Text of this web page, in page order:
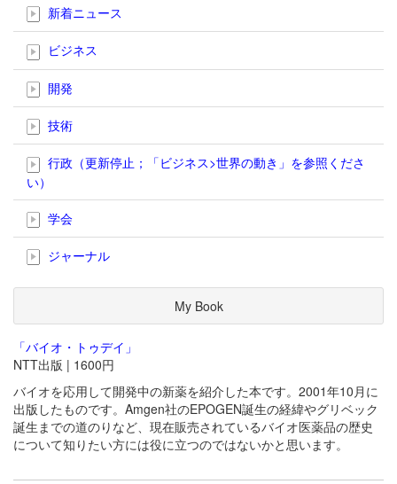
新着ニュース
ビジネス
開発
技術
行政（更新停止；「ビジネス>世界の動き」を参照くださ
い）
学会
ジャーナル
My Book
「バイオ・トゥデイ」
NTT出版 | 1600円
バイオを応用して開発中の新薬を紹介した本です。2001年10月に
出版したものです。Amgen社のEPOGEN誕生の経緯やグリベック
誕生までの道のりなど、現在販売されているバイオ医薬品の歴史
について知りたい方には役に立つのではないかと思います。